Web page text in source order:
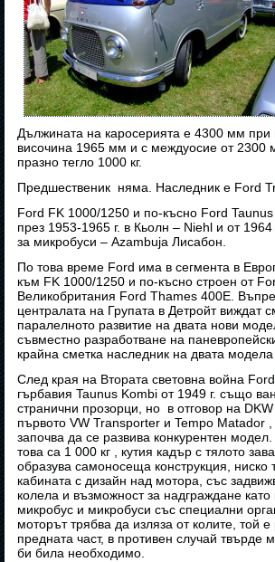
Дължината на каросерията е 4300 мм
височина 1965 мм и с междуосие от 2300
празно тегло 1000 кг.
Предшественик няма. Наследник е Ford
Ford FK 1000/1250 и по-късно Ford
през 1953-1965 г. в Кьолн – Niehl и от
за микробуси – Azambuja Лисабон.
По това време Ford има в сегмента в
към FK 1000/1250 и по-късно строен от
Великобритания Ford Thames 400E.
централата на Групата в Детройт виждат
паралелното развитие на двата нови
съвместно разработване на
крайна сметка наследник на двата
След края на Втората световна война
гърбавия Taunus Kombi от 1949 г. също
странични прозорци, но в отговор на
първото VW Transporter и Tempo Matador
започва да се развива конкурентен
това са 1 000 кг , кутия кадър с тялото
образува самоносеща конструкция, ниско
кабината с дизайн над мотора, със
колела и възможност за надграждане като
микробус и микробуси със специални
моторът трябва да изляза от колите, той
предната част, в противен случай твърде
би била необходимо.